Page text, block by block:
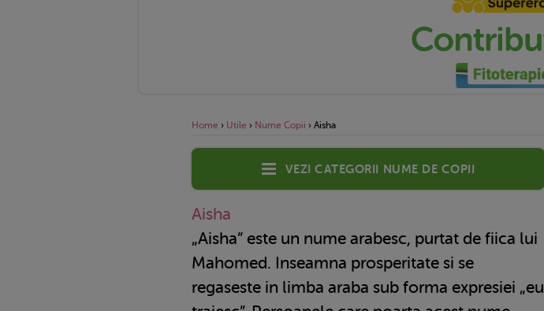
Home › Utile › Nume Copii › Aisha
Vezi categorii nume de copii
Aisha
„Aisha” este un nume arabesc, purtat de fiica lui
Mahomed. Inseamna prosperitate si se
regaseste in limba araba sub forma expresiei „eu